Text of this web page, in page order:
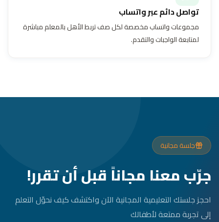
تواصل دائم عبر واتساب
مجموعات واتساب مخصصة لكل صف تربط الأهل بالمعلم مباشرة
لمتابعة الواجبات والتقدم.
جلسة مجانية
جرّب معنا مجاناً قبل أن تقرر!
احجز جلستك التعليمية المجانية الآن واكتشف كيف نحوّل التعلم
إلى تجربة ممتعة لأطفالك